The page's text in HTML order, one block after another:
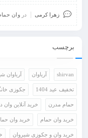
زهرا کرمی در وان
برچسب
shirvan آریاوان آریاوان
تخفیف عید 1404 جکوزی
حمام مدرن خرید آنلاین وان
خرید وان حمام خرید وان
خرید وان و جکوزی شیروان